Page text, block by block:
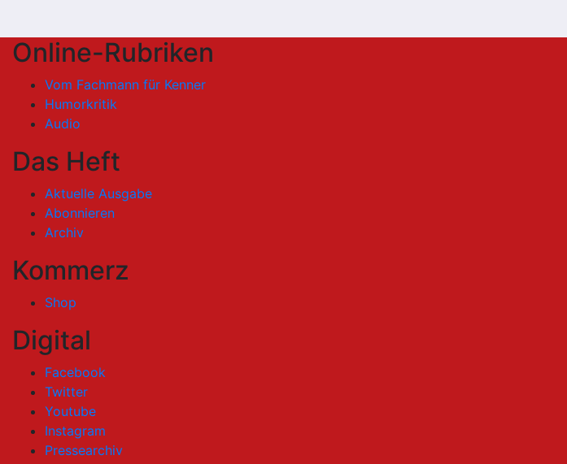
Online-Rubriken
Vom Fachmann für Kenner
Humorkritik
Audio
Das Heft
Aktuelle Ausgabe
Abonnieren
Archiv
Kommerz
Shop
Digital
Facebook
Twitter
Youtube
Instagram
Pressearchiv